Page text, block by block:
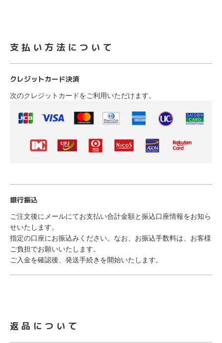
支払い方法について
クレジットカード決済
次のクレジットカードをご利用いただけます。
銀行振込
ご注文後にメールにてお支払い合計金額と振込口座情報をお知ら
せいたします。
指定の口座にお振込みください。なお、お振込手数料は、お客様
ご負担でお願いいたします。
ご入金を確認後、発送手続きを開始いたします。
返品について